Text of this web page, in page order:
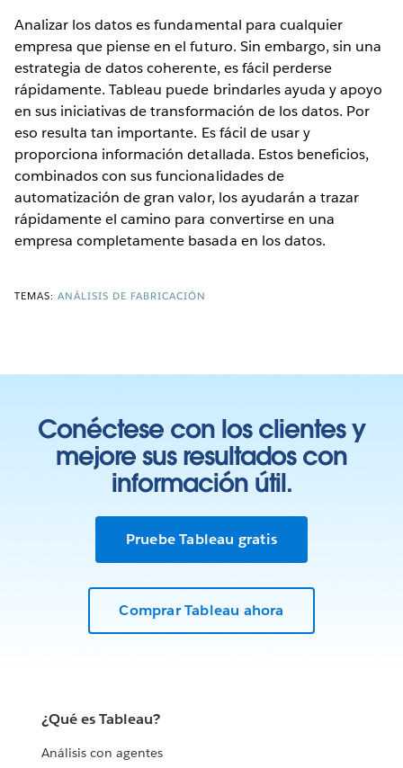
Analizar los datos es fundamental para cualquier
empresa que piense en el futuro. Sin embargo, sin una
estrategia de datos coherente, es fácil perderse
rápidamente. Tableau puede brindarles ayuda y apoyo
en sus iniciativas de transformación de los datos. Por
eso resulta tan importante. Es fácil de usar y
proporciona información detallada. Estos beneficios,
combinados con sus funcionalidades de
automatización de gran valor, los ayudarán a trazar
rápidamente el camino para convertirse en una
empresa completamente basada en los datos.
TEMAS: ANÁLISIS DE FABRICACIÓN
Conéctese con los clientes y
mejore sus resultados con
información útil.
Pruebe Tableau gratis
Comprar Tableau ahora
¿Qué es Tableau?
Análisis con agentes